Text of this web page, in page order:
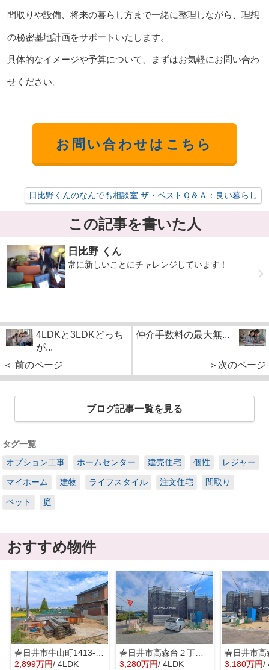
間取りや設備、将来の暮らし方まで一緒に整理しながら、理想
の秘密基地計画をサポートいたします。
具体的なイメージや予算について、まずはお気軽にお問い合わ
せください。
お問い合わせはこちら
日比野くんのなんでも相談室 ザ・ベストＱ＆Ａ：良い暮らし
この記事を書いた人
日比野 くん
常に新しいことにチャレンジしています！
4LDKと3LDKどっち
が...
＜ 前のページ
仲介手数料の最大無...
＞次のページ
ブログ記事一覧を見る
タグ一覧
オプション工事
ホームセンター 建売住宅 個性 レジャー
マイホーム 建物 ライフスタイル 注文住宅 間取り
ペット 庭
おすすめ物件
2,899万円/ 4LDK
春日井市高森台２丁目14-6『仲介料無料』新築戸建て
3,280万円/ 4LDK 3,180万円/